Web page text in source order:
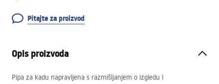
Pitajte za proizvod
Opis proizvoda
Pipa za kadu napravljena s razmišljanjem o izgledu i